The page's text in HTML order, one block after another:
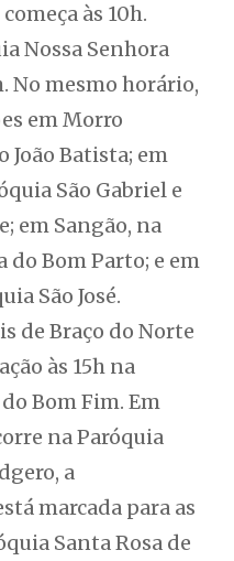
às 10h.
Nossa Senhora
No mesmo horário,
em Morro
João Batista; em
São Gabriel e
em Sangão, na
do Bom Parto; e em
São José.
de Braço do Norte
às 15h na
Bom Fim. Em
na Paróquia
a
marcada para as
Santa Rosa de